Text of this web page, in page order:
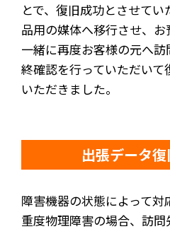
とで、復旧成功とさせて
品用の媒体へ移行させ、
一緒に再度お客様の元へ
終確認を行っていただい
いただきました。
出張データ
障害機器の状態によって
重度物理障害の場合、訪